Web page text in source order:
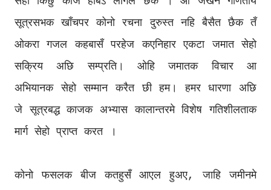
सूत्रसभक खाँचपर कोनो रचना दुरुस्त नहि बैसैत छैक तँ
ओकरा गजल कहबासँ परहेज कएनिहार एकटा जमात सेहो
सक्रिय अछि सम्प्रति। ओहि जमातक विचार आ
अभियानक सेहो सम्मान करैत छी हम। हमर धारणा अछि
जे सूत्रबद्ध काजक अभ्यास कालान्तरमे विशेष गतिशीलताक
मार्ग सेहो प्राप्त करत ।
कोनो फसलक बीज कतहुसँ आएल हुअए, जाहि जमीनमे